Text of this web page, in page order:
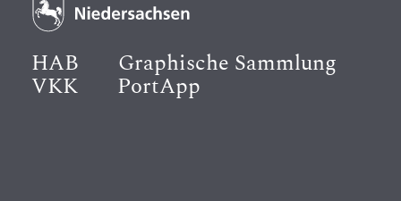
HAB Graphische Sammlung
VKK PortApp